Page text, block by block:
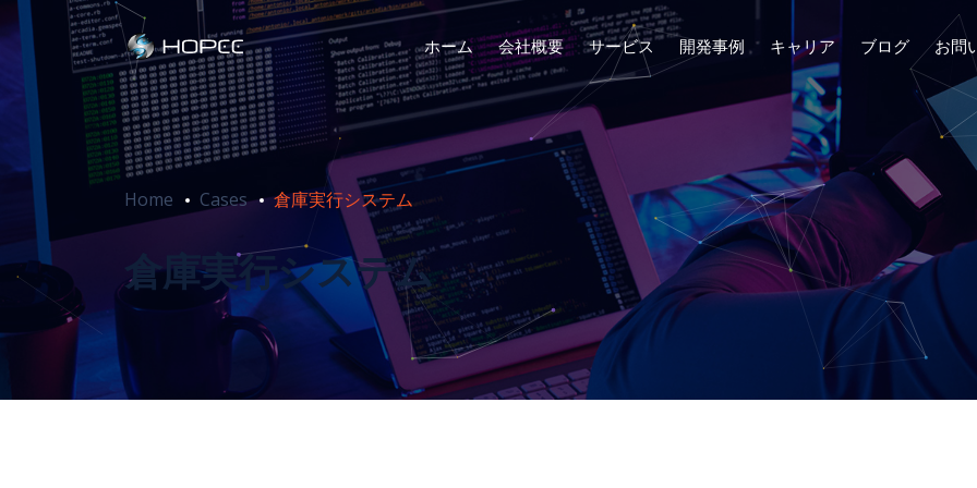
ホーム 会社概要 サービス 開発事例 キャリア ブログ お問
Home Cases 倉庫実行システム
倉庫実行システム